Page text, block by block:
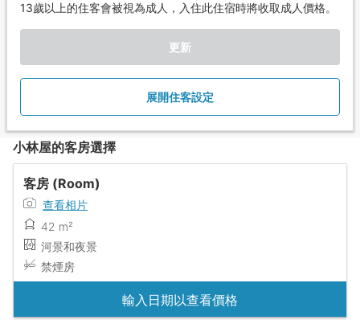
13歲以上的住客會被視為成人，入住此住宿時將收取成人價格。
更新
展開住客設定
小林屋的客房選擇
客房 (Room)
查看相片
42 m²
河景和夜景
禁煙房
輸入日期以查看價格